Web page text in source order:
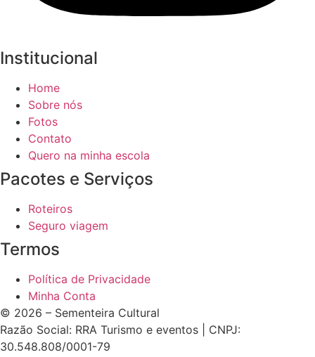
Institucional
Home
Sobre nós
Fotos
Contato
Quero na minha escola
Pacotes e Serviços
Roteiros
Seguro viagem
Termos
Política de Privacidade
Minha Conta
© 2026 – Sementeira Cultural
Razão Social: RRA Turismo e eventos | CNPJ:
30.548.808/0001-79